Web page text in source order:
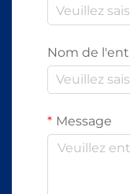
Nom de
Message